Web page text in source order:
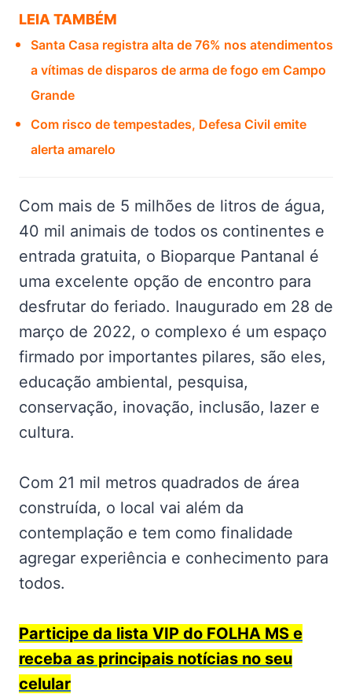
LEIA TAMBÉM
Santa Casa registra alta de 76% nos atendimentos
a vítimas de disparos de arma de fogo em Campo
Grande
Com risco de tempestades, Defesa Civil emite
alerta amarelo
Com mais de 5 milhões de litros de água,
40 mil animais de todos os continentes e
entrada gratuita, o Bioparque Pantanal é
uma excelente opção de encontro para
desfrutar do feriado. Inaugurado em 28 de
março de 2022, o complexo é um espaço
firmado por importantes pilares, são eles,
educação ambiental, pesquisa,
conservação, inovação, inclusão, lazer e
cultura.
Com 21 mil metros quadrados de área
construída, o local vai além da
contemplação e tem como finalidade
agregar experiência e conhecimento para
todos.
Participe da lista VIP do FOLHA MS e
receba as principais notícias no seu
celular